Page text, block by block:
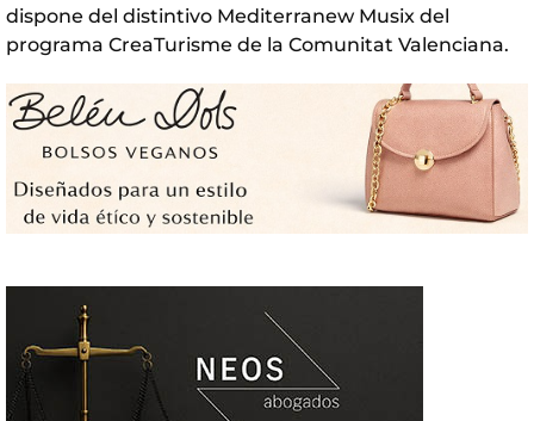
dispone del distintivo Mediterranew Musix del
programa CreaTurisme de la Comunitat Valenciana.